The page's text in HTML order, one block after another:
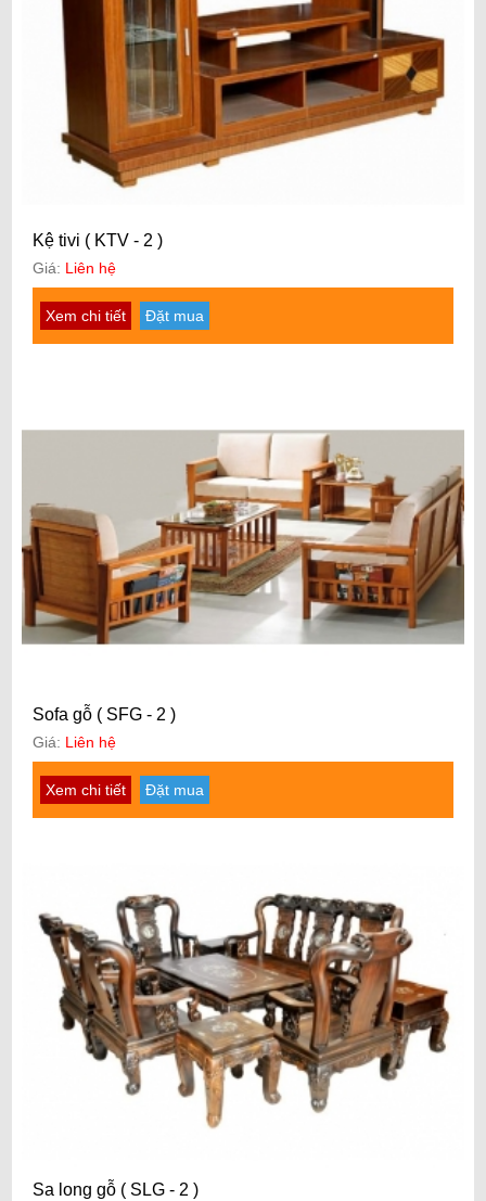
Kệ tivi ( KTV - 2 )
Giá: Liên hệ
Xem chi tiết Đặt mua
Sofa gỗ ( SFG - 2 )
Giá: Liên hệ
Xem chi tiết Đặt mua
Sa long gỗ ( SLG - 2 )